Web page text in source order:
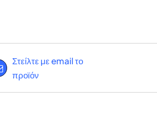
Στείλτε με email το
προϊόν